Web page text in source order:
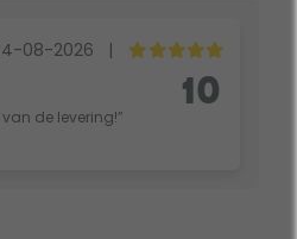
08-2026
|
de levering!”
10